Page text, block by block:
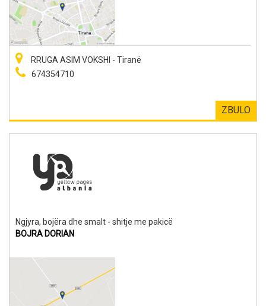
RRUGA ASIM VOKSHI - Tiranë
674354710
ZBULO
Ngjyra, bojëra dhe smalt - shitje me pakicë
BOJRA DORIAN